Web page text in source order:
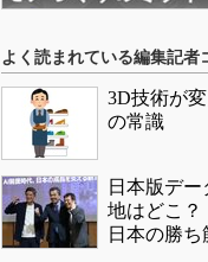
よく読まれている編集記者
3D技術が
の常識
日本版デ
地はどこ
日本の勝ち